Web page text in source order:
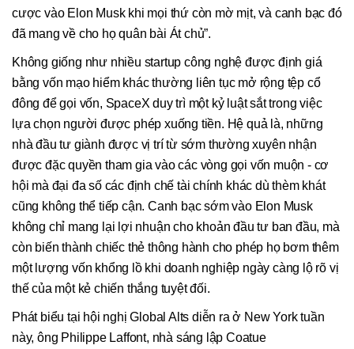
cược vào Elon Musk khi mọi thứ còn mờ mịt, và canh bạc đó
đã mang về cho họ quân bài Át chủ”.
Không giống như nhiều startup công nghệ được định giá
bằng vốn mạo hiểm khác thường liên tục mở rộng tệp cổ
đông để gọi vốn, SpaceX duy trì một kỷ luật sắt trong việc
lựa chọn người được phép xuống tiền. Hệ quả là, những
nhà đầu tư giành được vị trí từ sớm thường xuyên nhận
được đặc quyền tham gia vào các vòng gọi vốn muộn - cơ
hội mà đại đa số các định chế tài chính khác dù thèm khát
cũng không thể tiếp cận. Canh bạc sớm vào Elon Musk
không chỉ mang lại lợi nhuận cho khoản đầu tư ban đầu, mà
còn biến thành chiếc thẻ thông hành cho phép họ bơm thêm
một lượng vốn khổng lồ khi doanh nghiệp ngày càng lộ rõ vị
thế của một kẻ chiến thắng tuyệt đối.
Phát biểu tại hội nghị Global Alts diễn ra ở New York tuần
này, ông Philippe Laffont, nhà sáng lập Coatue